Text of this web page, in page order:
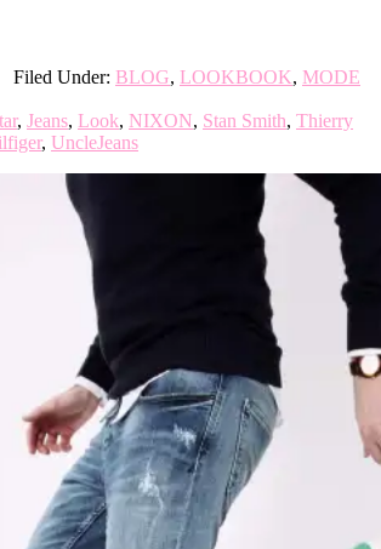
Filed Under: BLOG, LOOKBOOK, MODE
, Jeans, Look, NIXON, Stan Smith, Thierry
, UncleJeans